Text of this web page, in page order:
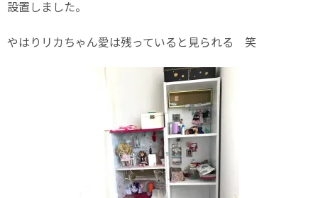
設置しました。
やはりリカちゃん愛は残っていると見られる 笑